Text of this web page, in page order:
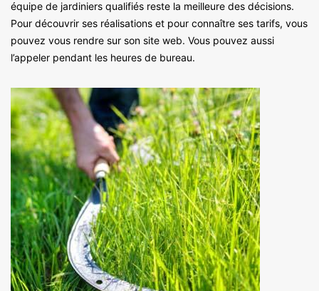
équipe de jardiniers qualifiés reste la meilleure des décisions.
Pour découvrir ses réalisations et pour connaître ses tarifs, vous
pouvez vous rendre sur son site web. Vous pouvez aussi
l’appeler pendant les heures de bureau.